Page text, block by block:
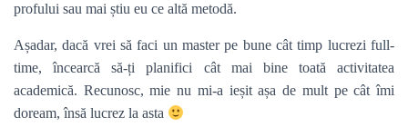
profului sau mai știu eu ce altă metodă.
Așadar, dacă vrei să faci un master pe bune cât timp lucrezi full-
time, încearcă să-ți planifici cât mai bine toată activitatea
academică. Recunosc, mie nu mi-a ieșit așa de mult pe cât îmi
doream, însă lucrez la asta